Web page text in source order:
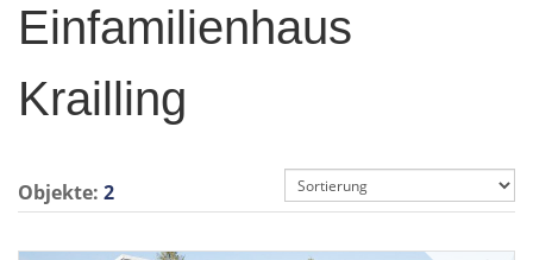
Einfamilienhaus
Krailling
Objekte: 2